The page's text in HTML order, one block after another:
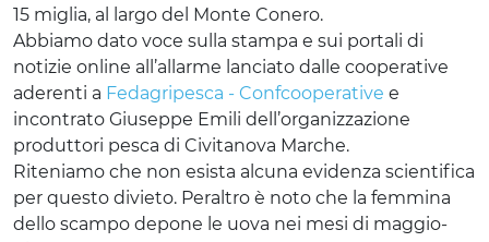
15 miglia, al largo del Monte Conero.
Abbiamo dato voce sulla stampa e sui portali di
notizie online all’allarme lanciato dalle cooperative
aderenti a Fedagripesca - Confcooperative e
incontrato Giuseppe Emili dell’organizzazione
produttori pesca di Civitanova Marche.
Riteniamo che non esista alcuna evidenza scientifica
per questo divieto. Peraltro è noto che la femmina
dello scampo depone le uova nei mesi di maggio-